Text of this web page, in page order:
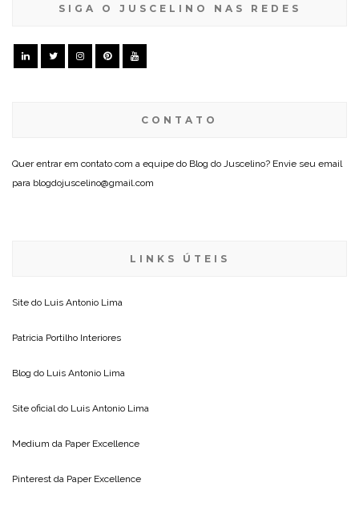
SIGA O JUSCELINO NAS REDES
CONTATO
Quer entrar em contato com a equipe do Blog do Juscelino? Envie seu email
para blogdojuscelino@gmail.com
LINKS ÚTEIS
Site do Luis Antonio Lima
Patricia Portilho Interiores
Blog do Luis Antonio Lima
Site oficial do Luis Antonio Lima
Medium da Paper Excellence
Pinterest da Paper Excellence